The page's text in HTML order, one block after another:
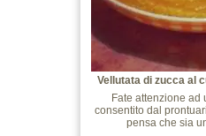
Vellutata di zucca al
Fate attenzione ad
consentito dal
pensa che sia